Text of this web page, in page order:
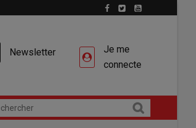
Newsletter
Je me
connecte